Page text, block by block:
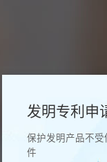
发明专利申
保护发明产品不
件